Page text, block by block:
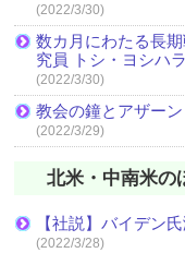
(2022/3/30)
数カ月にわたる長
究員 トシ・ヨシハ
(2022/3/30)
教会の鐘とアザー
(2022/3/29)
北米・中南米の
【社説】バイデン
(2022/3/28)